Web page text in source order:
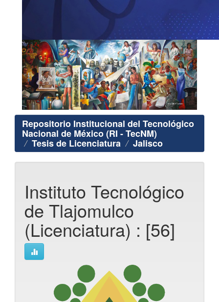
Repositorio Institucional del Tecnológico
Nacional de México (RI - TecNM)
Tesis de Licenciatura Jalisco
Instituto Tecnológico
de Tlajomulco
(Licenciatura) : [56]